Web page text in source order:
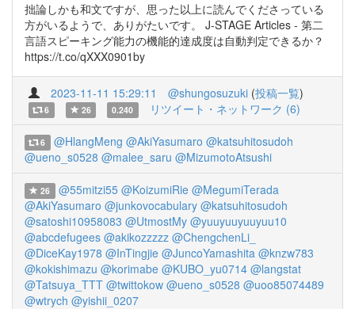
拙論しかも和文ですが、思った以上に読んでくださっている
方がいるようで、ありがたいです。 J-STAGE Articles - 第二
言語スピーキング能力の機能的達成度は自動判定できるか？
https://t.co/qXXX0901by
2023-11-11 15:29:11 @shungosuzuki (投稿一覧)
6 26 0.240 リツイート・ネットワーク (6)
6 @HlangMeng @AkiYasumaro @katsuhitosudoh
@ueno_s0528 @malee_saru @MizumotoAtsushi
26 @55mitzi55 @KoizumiRie @MegumiTerada
@AkiYasumaro @junkovocabulary @katsuhitosudoh
@satoshi10958083 @UtmostMy @yuuyuuyuuyuu10
@abcdefugees @akikozzzzz @ChengchenLi_
@DiceKay1978 @InTingjie @JuncoYamashita @knzw783
@kokishimazu @korimabe @KUBO_yu0714 @langstat
@Tatsuya_TTT @twittokow @ueno_s0528 @uoo85074489
@wtrych @yishii_0207